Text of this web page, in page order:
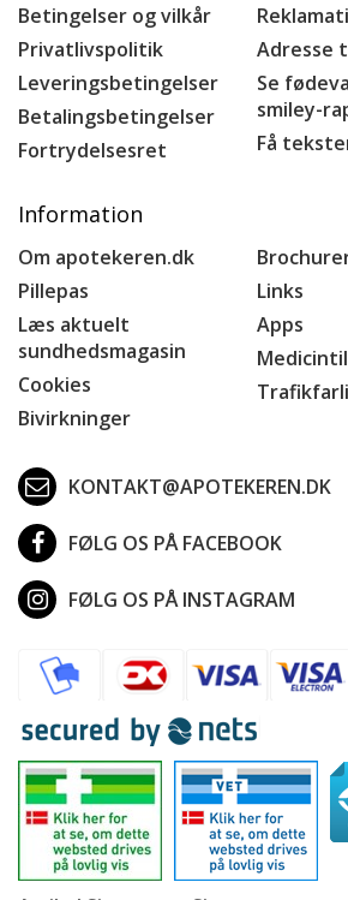
Betingelser og vilkår
Privatlivspolitik
Leveringsbetingelser
Betalingsbetingelser
Fortrydelsesret
Adresse
Se
smiley-
Få
Information
Om apotekeren.dk
Pillepas
Læs aktuelt
sundhedsmagasin
Cookies
Bivirkninger
Links
Apps
KONTAKT@APOTEKEREN.DK
FØLG OS PÅ FACEBOOK
FØLG OS PÅ INSTAGRAM